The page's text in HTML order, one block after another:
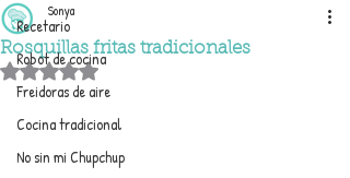
Recetario
Robot de cocina
Freidoras de aire
Cocina tradicional
No sin mi Chupchup
Rosquillas fritas tradicionales
Sonya
Obtuvo NaN de 5 estrellas.